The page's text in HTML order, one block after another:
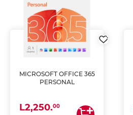
MICROSOFT OFFICE 365
PERSONAL
L2,250.00